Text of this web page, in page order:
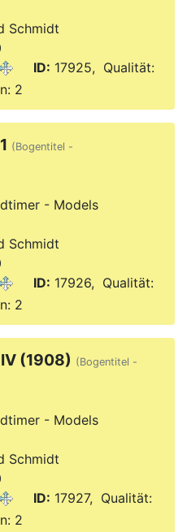
Schmidt
ID: 17925, Qualität:
2
(Bogentitel -
- Models
Schmidt
ID: 17926, Qualität:
2
(1908) (Bogentitel -
- Models
Schmidt
ID: 17927, Qualität:
2